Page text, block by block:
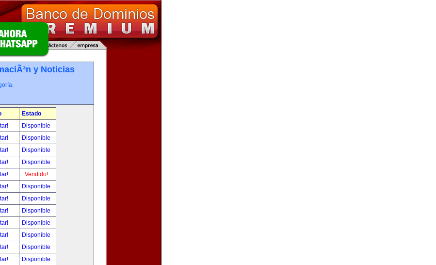
y Noticias
Estado
Disponible
Disponible
Disponible
Disponible
Vendido!
Disponible
Disponible
Disponible
Disponible
Disponible
Disponible
Disponible